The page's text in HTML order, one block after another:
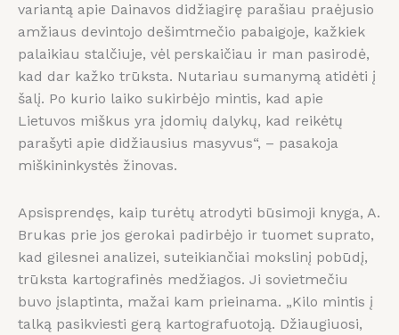
variantą apie Dainavos didžiagirę parašiau praėjusio
amžiaus devintojo dešimtmečio pabaigoje, kažkiek
palaikiau stalčiuje, vėl perskaičiau ir man pasirodė,
kad dar kažko trūksta. Nutariau sumanymą atidėti į
šalį. Po kurio laiko sukirbėjo mintis, kad apie
Lietuvos miškus yra įdomių dalykų, kad reikėtų
parašyti apie didžiausius masyvus“, – pasakoja
miškininkystės žinovas.
Apsisprendęs, kaip turėtų atrodyti būsimoji knyga, A.
Brukas prie jos gerokai padirbėjo ir tuomet suprato,
kad gilesnei analizei, suteikiančiai mokslinį pobūdį,
trūksta kartografinės medžiagos. Ji sovietmečiu
buvo įslaptinta, mažai kam prieinama. „Kilo mintis į
talką pasikviesti gerą kartografuotoją. Džiaugiuosi,